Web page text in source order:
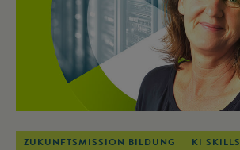
ZUKUNFTSMISSION BILDUNG KI SKILLS